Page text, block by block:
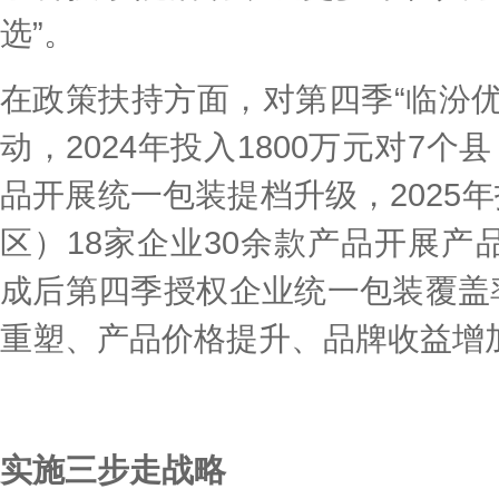
选”。
在政策扶持方面，对第四季“临汾
动，2024年投入1800万元对7个
品开展统一包装提档升级，2025
区）18家企业30余款产品开展产
成后第四季授权企业统一包装覆
重塑、产品价格提升、品牌收益增
实施三步走战略